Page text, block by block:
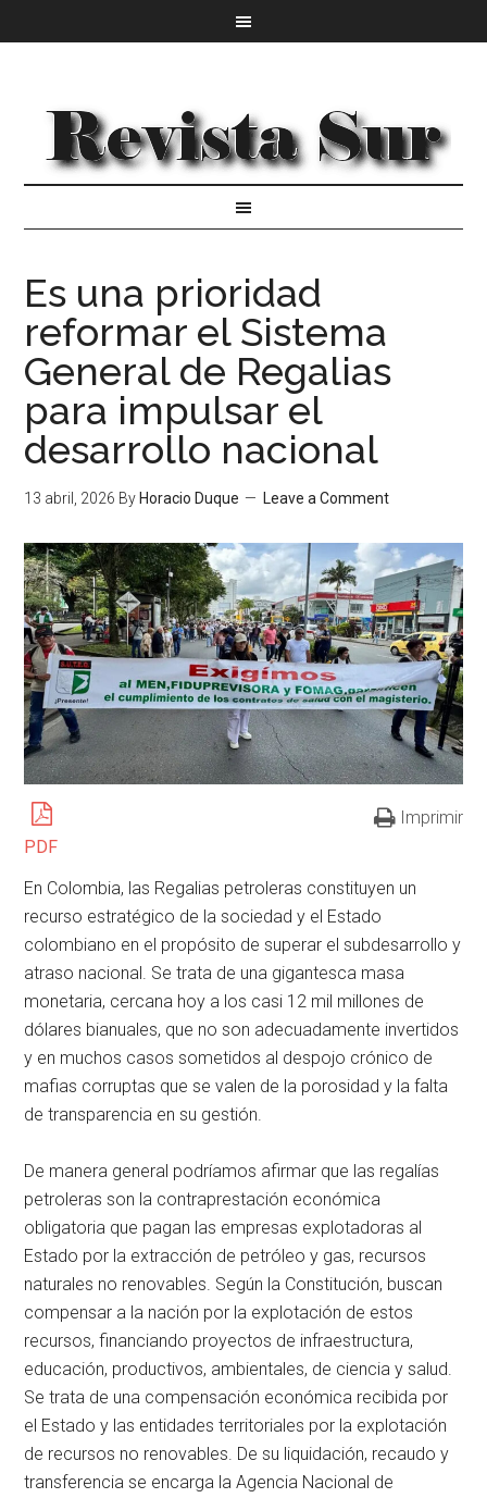
Es una prioridad
reformar el Sistema
General de Regalias
para impulsar el
desarrollo nacional
13 abril, 2026 By Horacio Duque Leave a Comment
PDF
Imprimir
En Colombia, las Regalias petroleras constituyen un
recurso estratégico de la sociedad y el Estado
colombiano en el propósito de superar el subdesarrollo y
atraso nacional. Se trata de una gigantesca masa
monetaria, cercana hoy a los casi 12 mil millones de
dólares bianuales, que no son adecuadamente invertidos
y en muchos casos sometidos al despojo crónico de
mafias corruptas que se valen de la porosidad y la falta
de transparencia en su gestión.
De manera general podríamos afirmar que las regalías
petroleras son la contraprestación económica
obligatoria que pagan las empresas explotadoras al
Estado por la extracción de petróleo y gas, recursos
naturales no renovables. Según la Constitución, buscan
compensar a la nación por la explotación de estos
recursos, financiando proyectos de infraestructura,
educación, productivos, ambientales, de ciencia y salud.
Se trata de una compensación económica recibida por
el Estado y las entidades territoriales por la explotación
de recursos no renovables. De su liquidación, recaudo y
transferencia se encarga la Agencia Nacional de